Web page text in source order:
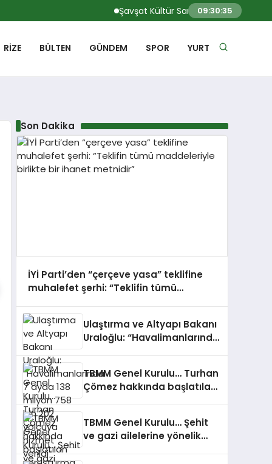
Şavşat Kültür Sanat Festivali’nde
09:30:36
RIZE BÜLTEN GÜNDEM SPOR YURT
Son Dakika
İYİ Parti’den “çerçeve yasa” teklifine
muhalefet şerhi: “Teklifin tümü
metnidir”
Ulaştırma ve Altyapı Bakanı
Uraloğlu: “Havalimanlarında
TBMM Genel Kurulu… Turhan
Çömez hakkında başlatılan
tartışmasına neden oldu
TBMM Genel Kurulu… Şehit
ve gazi ailelerine yönelik